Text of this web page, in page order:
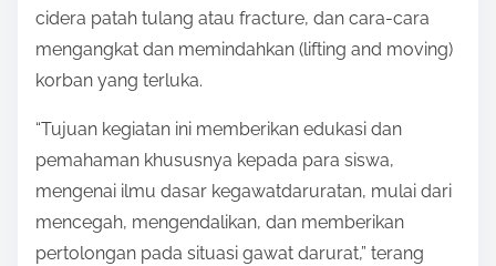
cidera patah tulang atau fracture, dan cara-cara
mengangkat dan memindahkan (lifting and moving)
korban yang terluka.
“Tujuan kegiatan ini memberikan edukasi dan
pemahaman khususnya kepada para siswa,
mengenai ilmu dasar kegawatdaruratan, mulai dari
mencegah, mengendalikan, dan memberikan
pertolongan pada situasi gawat darurat,” terang